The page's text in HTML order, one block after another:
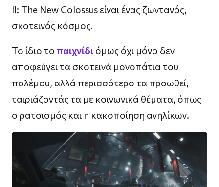
II: The New Colossus είναι ένας ζωντανός,
σκοτεινός κόσμος.
Το ίδιο το παιχνίδι όμως όχι μόνο δεν
αποφεύγει τα σκοτεινά μονοπάτια του
πολέμου, αλλά περισσότερο τα προωθεί,
ταιριάζοντάς τα με κοινωνικά θέματα, όπως
ο ρατσισμός και η κακοποίηση ανηλίκων.